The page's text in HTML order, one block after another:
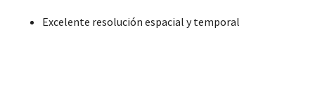
Excelente resolución espacial y temporal